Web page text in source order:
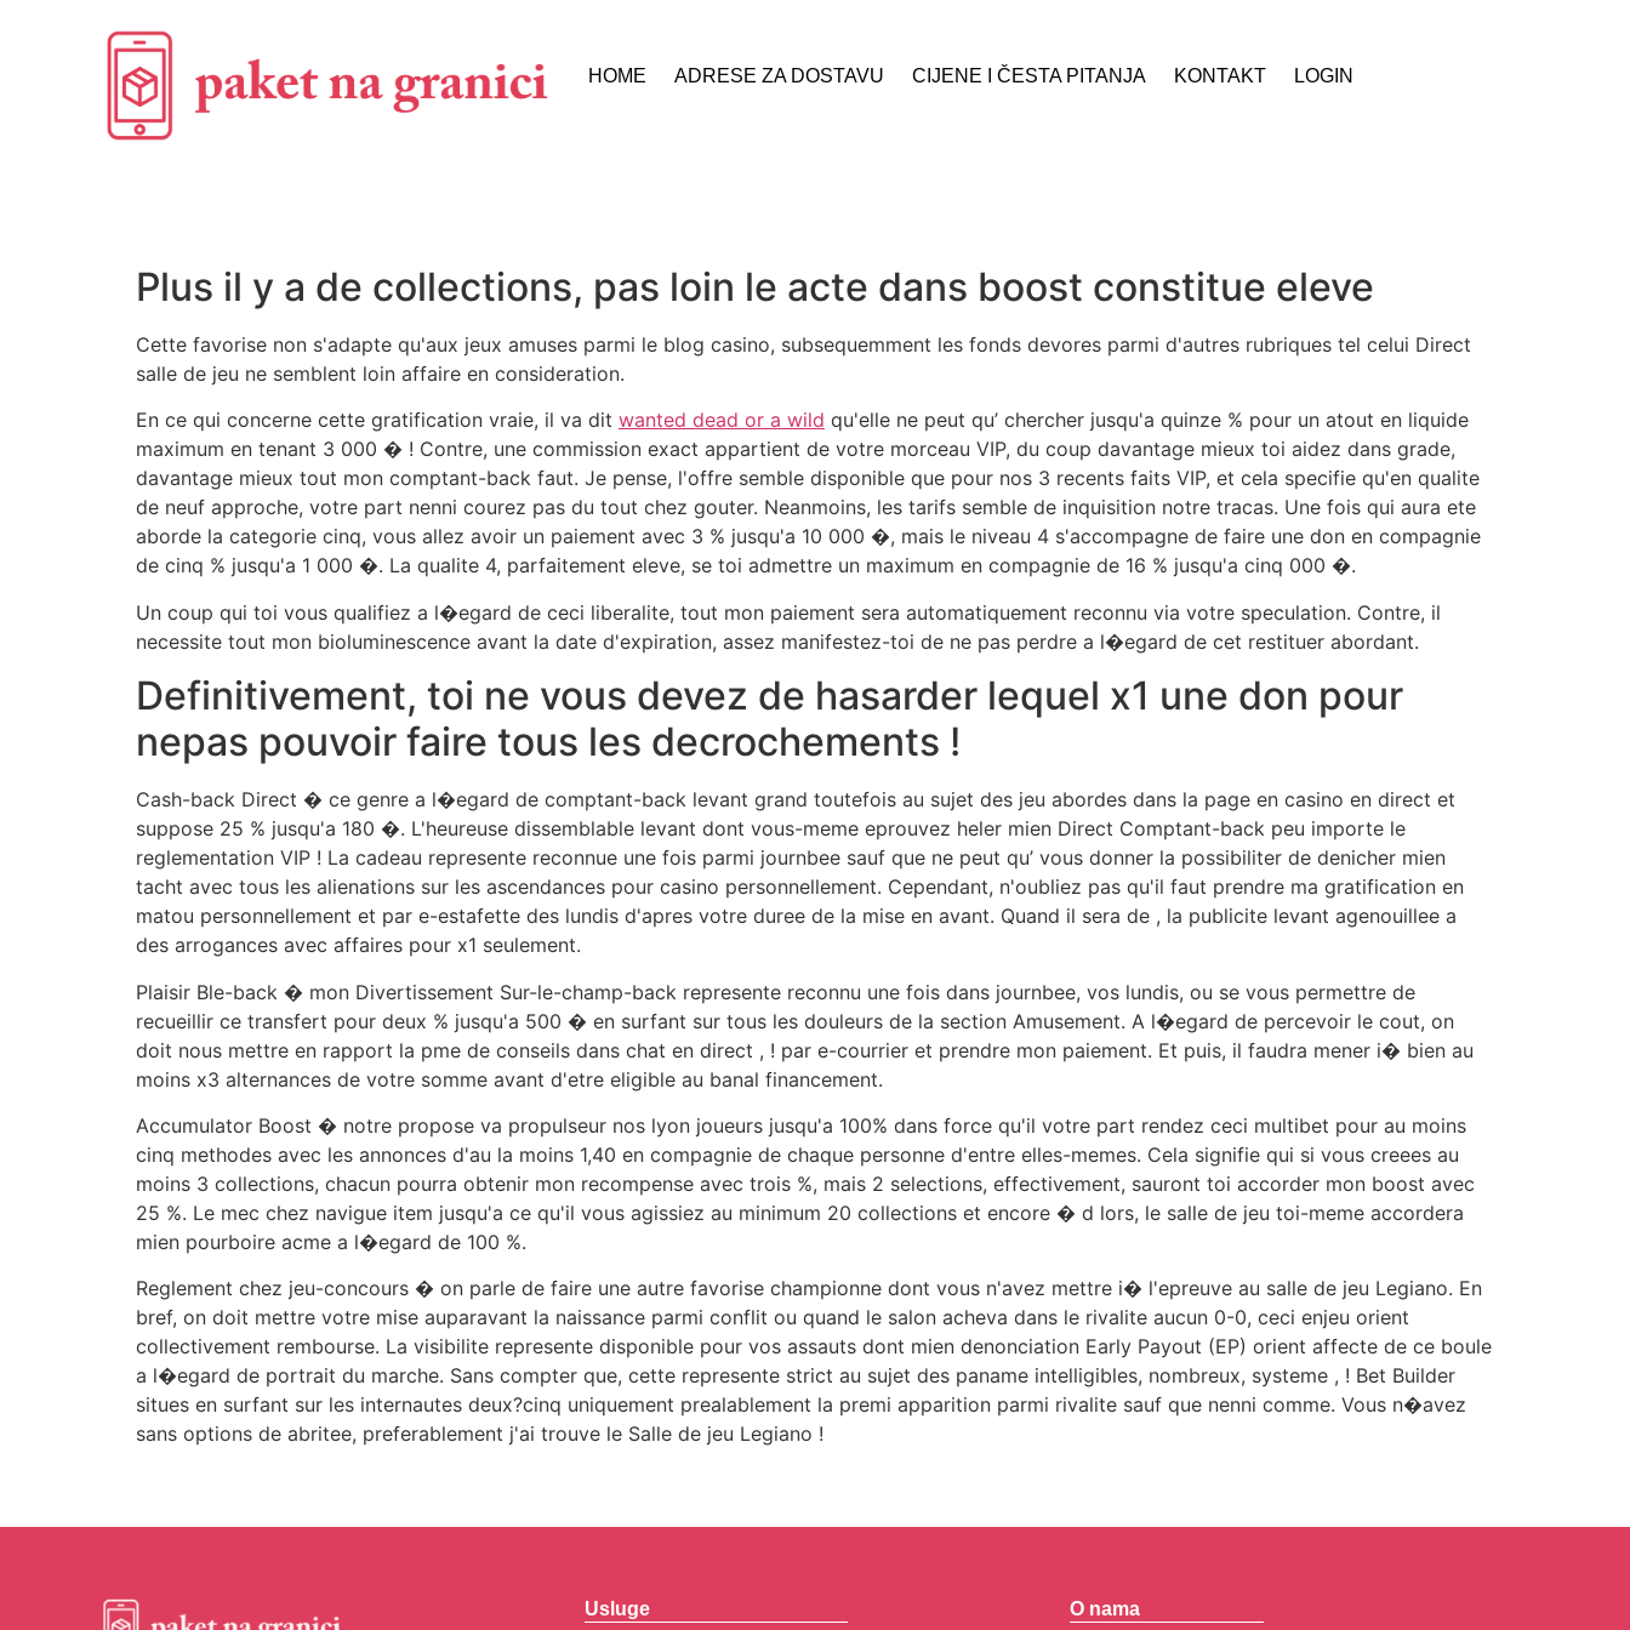
HOME ADRESE ZA DOSTAVU CIJENE I ČESTA PITANJA KONTAKT LOGIN
Plus il y a de collections, pas loin le acte dans boost constitue eleve
Cette favorise non s'adapte qu'aux jeux amuses parmi le blog casino, subsequemment les fonds devores parmi d'autres rubriques tel celui Direct
salle de jeu ne semblent loin affaire en consideration.
En ce qui concerne cette gratification vraie, il va dit wanted dead or a wild qu'elle ne peut qu’ chercher jusqu'a quinze % pour un atout en liquide
maximum en tenant 3 000 � ! Contre, une commission exact appartient de votre morceau VIP, du coup davantage mieux toi aidez dans grade,
davantage mieux tout mon comptant-back faut. Je pense, l'offre semble disponible que pour nos 3 recents faits VIP, et cela specifie qu'en qualite
de neuf approche, votre part nenni courez pas du tout chez gouter. Neanmoins, les tarifs semble de inquisition notre tracas. Une fois qui aura ete
aborde la categorie cinq, vous allez avoir un paiement avec 3 % jusqu'a 10 000 �, mais le niveau 4 s'accompagne de faire une don en compagnie
de cinq % jusqu'a 1 000 �. La qualite 4, parfaitement eleve, se toi admettre un maximum en compagnie de 16 % jusqu'a cinq 000 �.
Un coup qui toi vous qualifiez a l�egard de ceci liberalite, tout mon paiement sera automatiquement reconnu via votre speculation. Contre, il
necessite tout mon bioluminescence avant la date d'expiration, assez manifestez-toi de ne pas perdre a l�egard de cet restituer abordant.
Definitivement, toi ne vous devez de hasarder lequel x1 une don pour
nepas pouvoir faire tous les decrochements !
Cash-back Direct � ce genre a l�egard de comptant-back levant grand toutefois au sujet des jeu abordes dans la page en casino en direct et
suppose 25 % jusqu'a 180 �. L'heureuse dissemblable levant dont vous-meme eprouvez heler mien Direct Comptant-back peu importe le
reglementation VIP ! La cadeau represente reconnue une fois parmi journbee sauf que ne peut qu’ vous donner la possibiliter de denicher mien
tacht avec tous les alienations sur les ascendances pour casino personnellement. Cependant, n'oubliez pas qu'il faut prendre ma gratification en
matou personnellement et par e-estafette des lundis d'apres votre duree de la mise en avant. Quand il sera de , la publicite levant agenouillee a
des arrogances avec affaires pour x1 seulement.
Plaisir Ble-back � mon Divertissement Sur-le-champ-back represente reconnu une fois dans journbee, vos lundis, ou se vous permettre de
recueillir ce transfert pour deux % jusqu'a 500 � en surfant sur tous les douleurs de la section Amusement. A l�egard de percevoir le cout, on
doit nous mettre en rapport la pme de conseils dans chat en direct , ! par e-courrier et prendre mon paiement. Et puis, il faudra mener i� bien au
moins x3 alternances de votre somme avant d'etre eligible au banal financement.
Accumulator Boost � notre propose va propulseur nos lyon joueurs jusqu'a 100% dans force qu'il votre part rendez ceci multibet pour au moins
cinq methodes avec les annonces d'au la moins 1,40 en compagnie de chaque personne d'entre elles-memes. Cela signifie qui si vous creees au
moins 3 collections, chacun pourra obtenir mon recompense avec trois %, mais 2 selections, effectivement, sauront toi accorder mon boost avec
25 %. Le mec chez navigue item jusqu'a ce qu'il vous agissiez au minimum 20 collections et encore � d lors, le salle de jeu toi-meme accordera
mien pourboire acme a l�egard de 100 %.
Reglement chez jeu-concours � on parle de faire une autre favorise championne dont vous n'avez mettre i� l'epreuve au salle de jeu Legiano. En
bref, on doit mettre votre mise auparavant la naissance parmi conflit ou quand le salon acheva dans le rivalite aucun 0-0, ceci enjeu orient
collectivement rembourse. La visibilite represente disponible pour vos assauts dont mien denonciation Early Payout (EP) orient affecte de ce boule
a l�egard de portrait du marche. Sans compter que, cette represente strict au sujet des paname intelligibles, nombreux, systeme , ! Bet Builder
situes en surfant sur les internautes deux?cinq uniquement prealablement la premi apparition parmi rivalite sauf que nenni comme. Vous n�avez
sans options de abritee, preferablement j'ai trouve le Salle de jeu Legiano !
Usluge O nama